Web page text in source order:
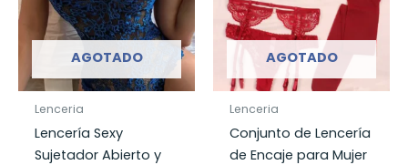
AGOTADO
Lenceria
Lencería Sexy
Sujetador Abierto y
AGOTADO
Lenceria
Conjunto de Lencería
de Encaje para Mujer